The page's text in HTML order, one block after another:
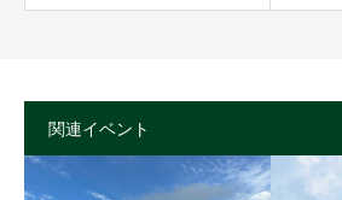
関連イベント